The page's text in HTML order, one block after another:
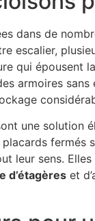
dans de
escalier,
qui épousent
armoires
une
leur sens.
d’étagères et